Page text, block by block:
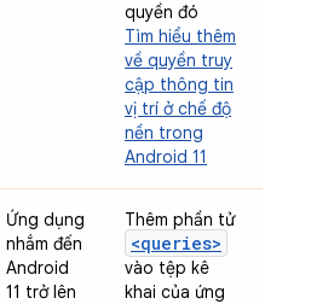
quyền đó
Tìm hiểu thêm
về quyền truy
cập thông tin
vị trí ở chế độ
nền trong
Android 11
Ứng dụng
nhắm đến
Android
11 trở lên
Thêm phần tử
<queries>
vào tệp kê
khai của ứng